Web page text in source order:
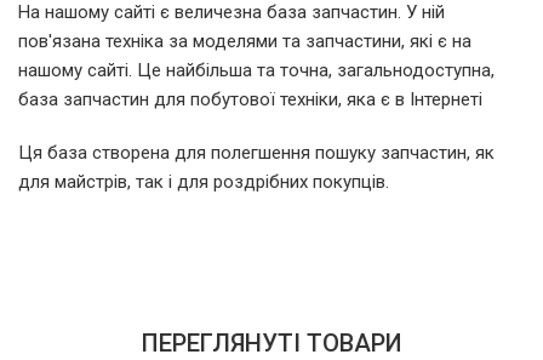
FCGB66001010 53809
FCGI63022 55046
На нашому сайті є величезна база запчастин. У ній
пов'язана техніка за моделями та запчастини, які є на
нашому сайті. Це найбільша та точна, загальнодоступна,
база запчастин для побутової техніки, яка є в Інтернеті
Ця база створена для полегшення пошуку запчастин, як
для майстрів, так і для роздрібних покупців.
ПЕРЕГЛЯНУТІ ТОВАРИ